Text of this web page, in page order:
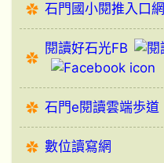
石門國小閱推入口網
閱讀好石光FB
石門e閱讀雲端歩道
數位讀寫網